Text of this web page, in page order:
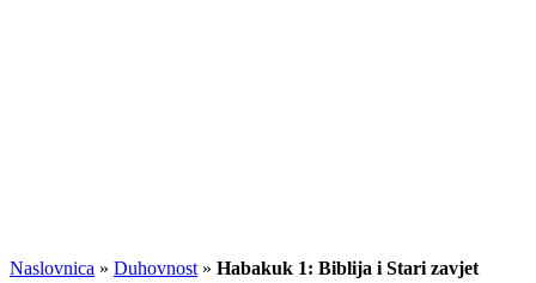
Naslovnica » Duhovnost » Habakuk 1: Biblija i Stari zavjet